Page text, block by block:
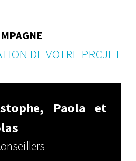
DE VOTRE PROJET
Paola et